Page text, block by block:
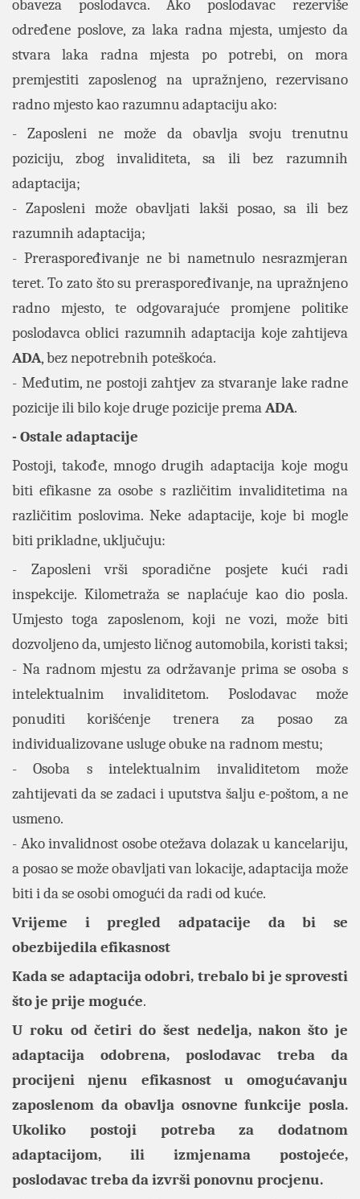
obaveza poslodavca. Ako poslodavac rezerviše
određene poslove, za laka radna mjesta, umjesto da
stvara laka radna mjesta po potrebi, on mora
premjestiti zaposlenog na upražnjeno, rezervisano
radno mjesto kao razumnu adaptaciju ako:
- Zaposleni ne može da obavlja svoju trenutnu
poziciju, zbog invaliditeta, sa ili bez razumnih
adaptacija;
- Zaposleni može obavljati lakši posao, sa ili bez
razumnih adaptacija;
- Preraspoređivanje ne bi nametnulo nesrazmjeran
teret. To zato što su preraspoređivanje, na upražnjeno
radno mjesto, te odgovarajuće promjene politike
poslodavca oblici razumnih adaptacija koje zahtijeva
ADA, bez nepotrebnih poteškoća.
- Međutim, ne postoji zahtjev za stvaranje lake radne
pozicije ili bilo koje druge pozicije premaADA.
- Ostale adaptacije
Postoji, takođe, mnogo drugih adaptacija koje mogu
biti efikasne za osobe s različitim invaliditetima na
različitim poslovima. Neke adaptacije, koje bi mogle
biti prikladne, uključuju:
- Zaposleni vrši sporadične posjete kući radi
inspekcije. Kilometraža se naplaćuje kao dio posla.
Umjesto toga zaposlenom, koji ne vozi, može biti
dozvoljeno da, umjesto ličnog automobila, koristi taksi;
- Na radnom mjestu za održavanje prima se osoba s
intelektualnim invaliditetom. Poslodavac može
ponuditi korišćenje trenera za posao za
individualizovane usluge obuke na radnom mestu;
- Osoba s intelektualnim invaliditetom može
zahtijevati da se zadaci i uputstva šalju e-poštom, a ne
usmeno.
- Ako invalidnost osobe otežava dolazak u kancelariju,
a posao se može obavljati van lokacije, adaptacija može
biti i da se osobi omogući da radi od kuće.
Vrijeme i pregled adpatacije da bi se
obezbijedila efikasnost
Kada se adaptacija odobri, trebalo bi je sprovesti
što je prije moguće.
U roku od četiri do šest nedelja, nakon što je
adaptacija odobrena, poslodavac treba da
procijeni njenu efikasnost u omogućavanju
zaposlenom da obavlja osnovne funkcije posla.
Ukoliko postoji potreba za dodatnom
adaptacijom, ili izmjenama postojeće,
poslodavac treba da izvrši ponovnu procjenu.